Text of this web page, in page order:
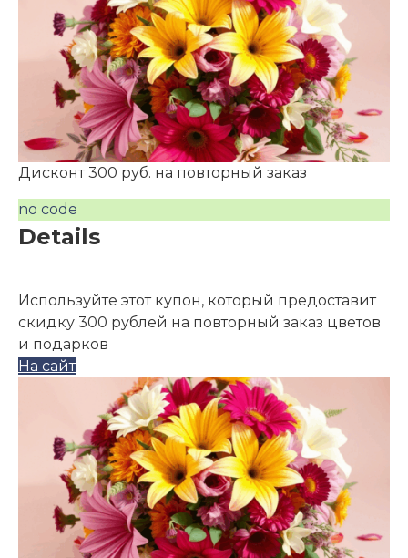
Дисконт 300 руб. на повторный заказ
no code
Details
Используйте этот купон, который предоставит
скидку 300 рублей на повторный заказ цветов
и подарков
На сайт